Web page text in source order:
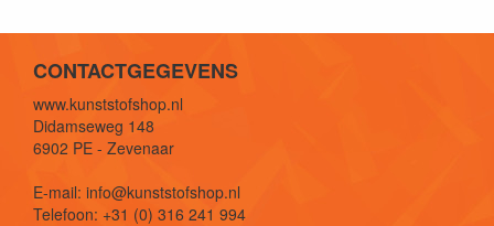
CONTACTGEGEVENS
www.kunststofshop.nl
Didamseweg 148
6902 PE - Zevenaar
E-mail: info@kunststofshop.nl
Telefoon: +31 (0) 316 241 994